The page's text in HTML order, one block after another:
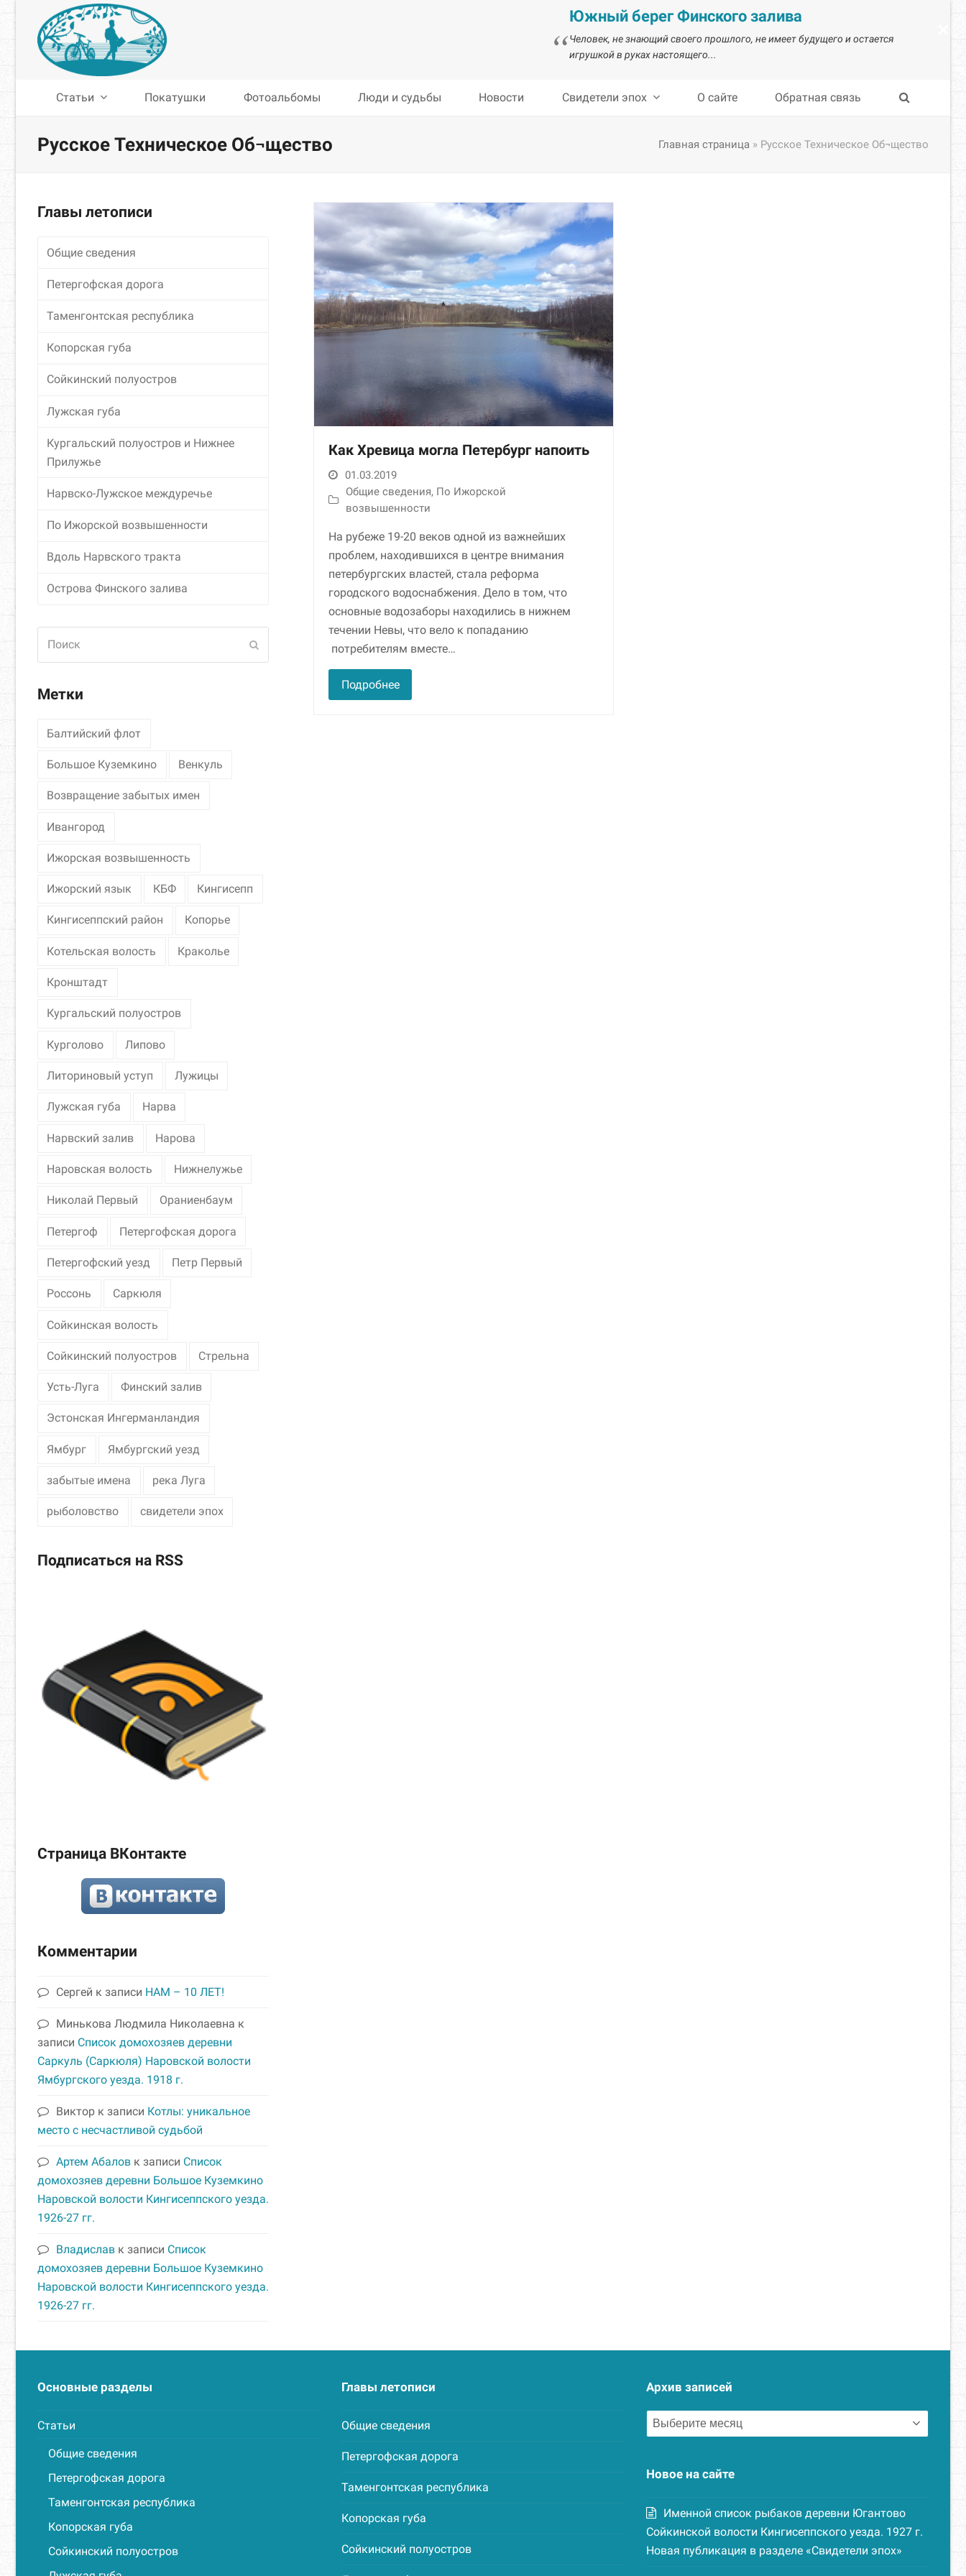
Южный берег Финского залива
Человек, не знающий своего прошлого, не имеет будущего и остается
игрушкой в руках настоящего...
Статьи Покатушки Фотоальбомы Люди и судьбы Новости Свидетели эпох О сайте Обратная связь
Русское Техническое Об¬щество Главная страница » Русское Техническое Об¬щество
Как Хревица могла Петербург напоить
01.03.2019
Общие сведения, По Ижорской
возвышенности
На рубеже 19-20 веков одной из важнейших
проблем, находившихся в центре внимания
петербургских властей, стала реформа
городского водоснабжения. Дело в том, что
основные водозаборы находились в нижнем
течении Невы, что вело к попаданию
потребителям вместе…
Подробнее
Главы летописи
Общие сведения
Петергофская дорога
Таменгонтская республика
Копорская губа
Сойкинский полуостров
Лужская губа
Кургальский полуостров и Нижнее
Прилужье
Нарвско-Лужское междуречье
По Ижорской возвышенности
Вдоль Нарвского тракта
Острова Финского залива
Метки
Балтийский флот
Большое Куземкино Венкуль
Возвращение забытых имен
Ивангород
Ижорская возвышенность
Ижорский язык КБФ Кингисепп
Кингисеппский район Копорье
Котельская волость Краколье
Кронштадт
Кургальский полуостров
Курголово Липово
Литориновый уступ Лужицы
Лужская губа Нарва
Нарвский залив Нарова
Наровская волость Нижнелужье
Николай Первый Ораниенбаум
Петергоф Петергофская дорога
Петергофский уезд Петр Первый
Россонь Саркюля
Сойкинская волость
Сойкинский полуостров Стрельна
Усть-Луга Финский залив
Эстонская Ингерманландия
Ямбург Ямбургский уезд
забытые имена река Луга
рыболовство свидетели эпох
Подписаться на RSS
Страница ВКонтакте
Комментарии
Сергей к записи НАМ – 10 ЛЕТ!
Минькова Людмила Николаевна к
записи Список домохозяев деревни
Саркуль (Саркюля) Наровской волости
Ямбургского уезда. 1918 г.
Виктор к записи Котлы: уникальное
место с несчастливой судьбой
Артем Абалов к записи Список
домохозяев деревни Большое Куземкино
Наровской волости Кингисеппского уезда.
1926-27 гг.
Владислав к записи Список
домохозяев деревни Большое Куземкино
Наровской волости Кингисеппского уезда.
1926-27 гг.
Основные разделы
Статьи
Общие сведения
Петергофская дорога
Таменгонтская республика
Копорская губа
Сойкинский полуостров
Главы летописи
Общие сведения
Петергофская дорога
Таменгонтская республика
Копорская губа
Сойкинский полуостров
Архив записей
Архив
записей
Новое на сайте
Именной список рыбаков деревни Югантово
Сойкинской волости Кингисеппского уезда. 1927 г.
Новая публикация в разделе «Свидетели эпох»
необходимы для
веб-сайта.
Статистика и
Для того чтобы